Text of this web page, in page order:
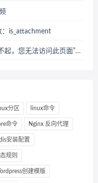
is_attachment
，您无法访问此页面”错误
分区 linux命令
命令 Nginx 反向代理
安装配置
规则
创建模版